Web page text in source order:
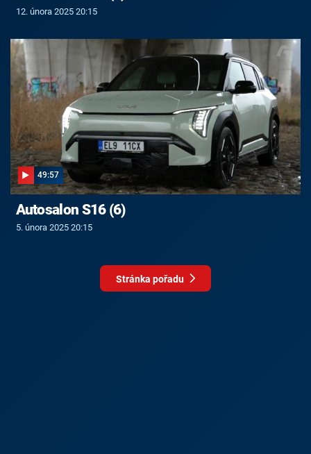
12. února 2025 20:15
49:57
Autosalon S16 (6)
5. února 2025 20:15
Stránka pořadu